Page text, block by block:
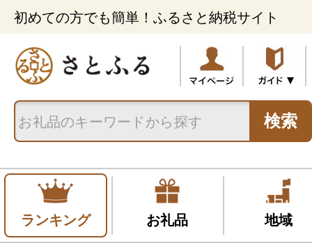
初めての方でも簡単！ふるさと納税サイト
検索
ランキング お礼品 地域